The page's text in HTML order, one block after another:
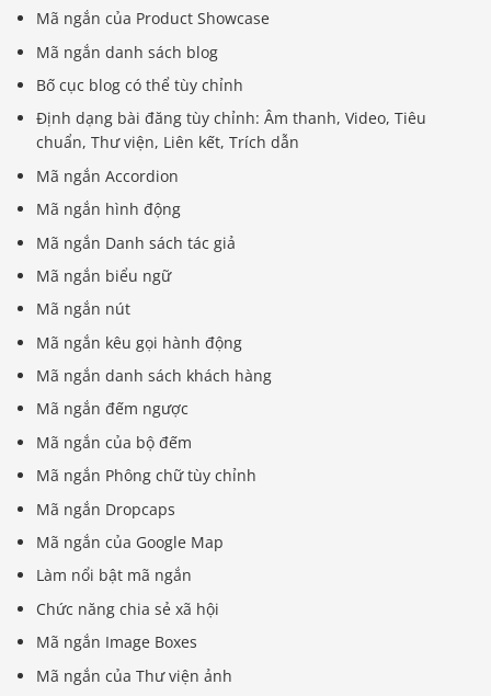
Mã ngắn của Product Showcase
Mã ngắn danh sách blog
Bố cục blog có thể tùy chỉnh
Định dạng bài đăng tùy chỉnh: Âm thanh, Video, Tiêu
chuẩn, Thư viện, Liên kết, Trích dẫn
Mã ngắn Accordion
Mã ngắn hình động
Mã ngắn Danh sách tác giả
Mã ngắn biểu ngữ
Mã ngắn nút
Mã ngắn kêu gọi hành động
Mã ngắn danh sách khách hàng
Mã ngắn đếm ngược
Mã ngắn của bộ đếm
Mã ngắn Phông chữ tùy chỉnh
Mã ngắn Dropcaps
Mã ngắn của Google Map
Làm nổi bật mã ngắn
Chức năng chia sẻ xã hội
Mã ngắn Image Boxes
Mã ngắn của Thư viện ảnh